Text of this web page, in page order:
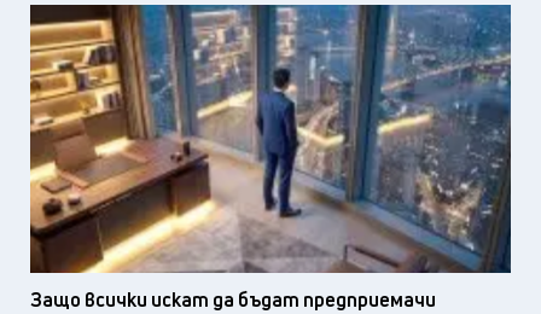
Защо всички искат да бъдат предприемачи